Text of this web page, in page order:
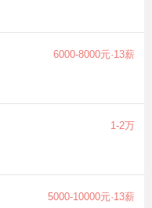
6000-8000元·13薪
1-2万
5000-10000元·13薪